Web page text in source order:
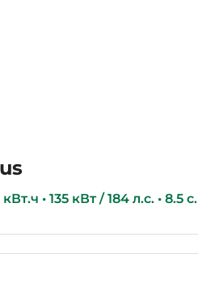
• 135 кВт / 184 л.с. • 8.5 с.